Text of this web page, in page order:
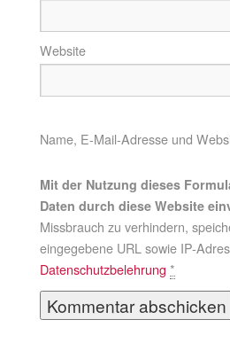
Website
Name, E-Mail-Adresse und
Mit der Nutzung dieses
Daten durch diese Website
Missbrauch zu verhindern,
eingegebene URL sowie IP-
Datenschutzbelehrung *